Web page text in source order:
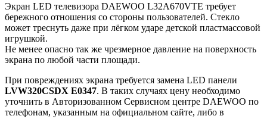
Экран LED телевизора DAEWOO L32A670VTE требует
бережного отношения со стороны пользователей. Стекло
может треснуть даже при лёгком ударе детской пластмассовой
игрушкой.
Не менее опасно так же чрезмерное давление на поверхность
экрана по любой части площади.
При повреждениях экрана требуется замена LED панели
LVW320CSDX E0347. В таких случаях цену необходимо
уточнить в Авторизованном Сервисном центре DAEWOO по
телефонам, указанным на официальном сайте, либо в